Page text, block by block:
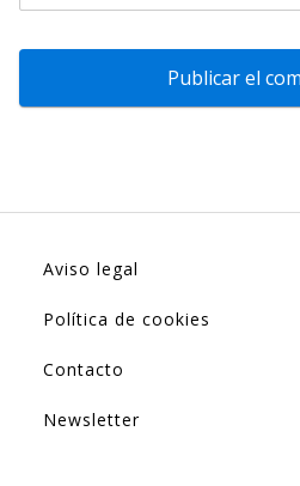
Aviso legal
Política de cookies
Contacto
Newsletter